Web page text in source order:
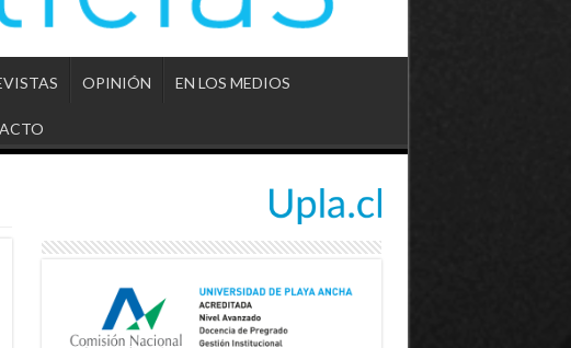
OPINIÓN EN LOS MEDIOS